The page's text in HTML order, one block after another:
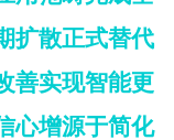
扩散正式替代
善实现智能更
心增源于简化